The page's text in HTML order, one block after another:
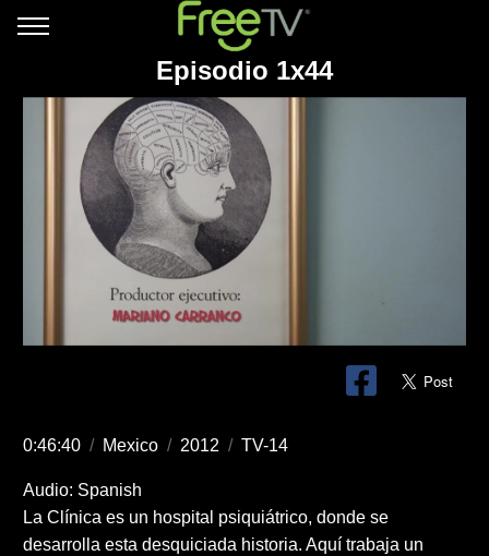
Episodio 1x44
0:46:40 / Mexico / 2012 / TV-14
Audio: Spanish
La Clínica es un hospital psiquiátrico, donde se
desarrolla esta desquiciada historia. Aquí trabaja un